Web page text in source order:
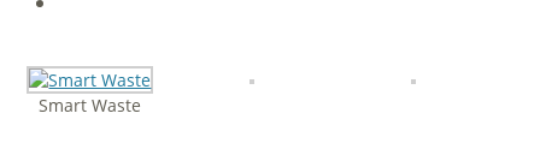
Smart Waste